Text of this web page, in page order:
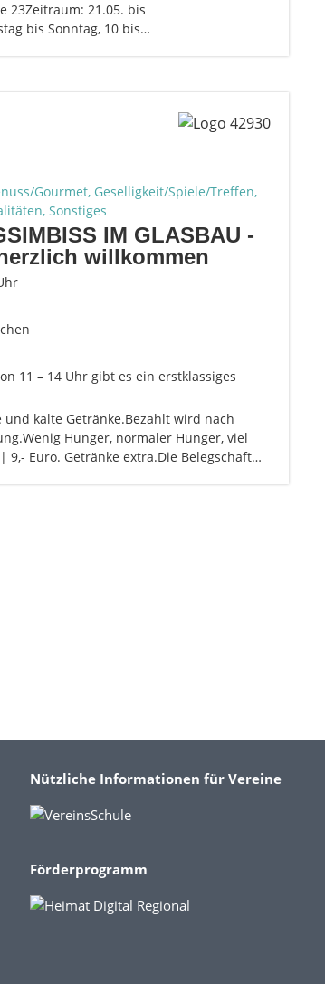
23Zeitraum: 21.05. bis
bis Sonntag, 10 bis…
Gourmet, Geselligkeit/Spiele/Treffen,
Sonstiges
IM GLASBAU -
willkommen
11 – 14 Uhr gibt es ein erstklassiges
und kalte Getränke.Bezahlt wird nach
Hunger, normaler Hunger, viel
9,- Euro. Getränke extra.Die Belegschaft…
Nützliche Informationen für Vereine
Förderprogramm